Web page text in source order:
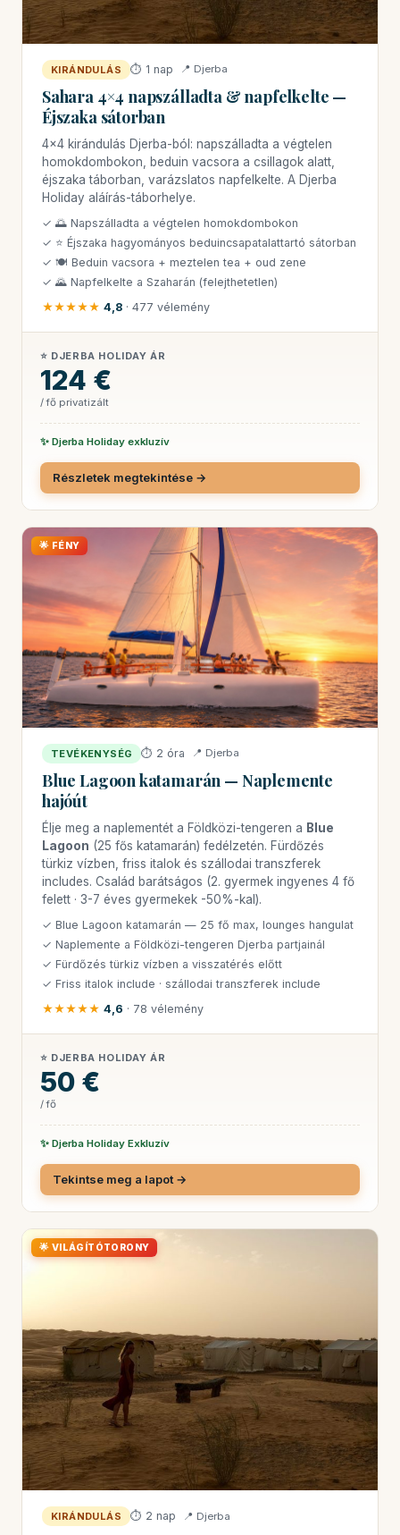
KIRÁNDULÁS ⏱ 1 nap 📍 Djerba
Sahara 4×4 napszálladta & napfelkelte —
Éjszaka sátorban
4×4 kirándulás Djerba-ból: napszálladta a végtelen
homokdombokon, beduin vacsora a csillagok alatt,
éjszaka táborban, varázslatos napfelkelte. A Djerba
Holiday aláírás-táborhelye.
✓ 🌅 Napszálladta a végtelen homokdombokon
✓ ⭐ Éjszaka hagyományos beduincsapatalattartó sátorban
✓ 🍽 Beduin vacsora + meztelen tea + oud zene
✓ 🌄 Napfelkelte a Szaharán (felejthetetlen)
★★★★★ 4,8 · 477 vélemény
⭐ DJERBA HOLIDAY ÁR
124 €
/ fő privatizált
✨ Djerba Holiday exkluzív
Részletek megtekintése →
🌟 FÉNY
TEVÉKENYSÉG ⏱ 2 óra 📍 Djerba
Blue Lagoon katamarán — Naplemente
hajóút
Élje meg a naplementét a Földközi-tengeren a Blue
Lagoon (25 fős katamarán) fedélzetén. Fürdőzés
türkiz vízben, friss italok és szállodai transzferek
includes. Család barátságos (2. gyermek ingyenes 4 fő
felett · 3-7 éves gyermekek -50%-kal).
✓ Blue Lagoon katamarán — 25 fő max, lounges hangulat
✓ Naplemente a Földközi-tengeren Djerba partjainál
✓ Fürdőzés türkiz vízben a visszatérés előtt
✓ Friss italok include · szállodai transzferek include
★★★★★ 4,6 · 78 vélemény
⭐ DJERBA HOLIDAY ÁR
50 €
/ fő
✨ Djerba Holiday Exkluzív
Tekintse meg a lapot →
🌟 VILÁGÍTÓTORONY
KIRÁNDULÁS ⏱ 2 nap 📍 Djerba